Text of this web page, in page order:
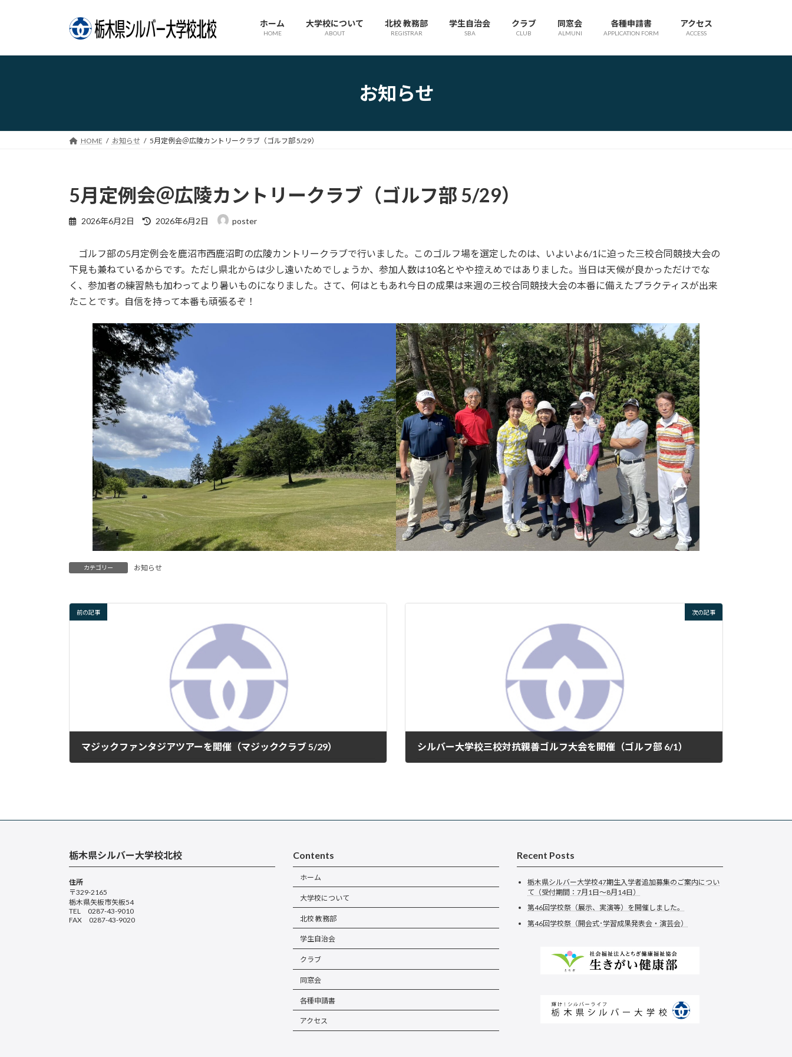
プ
動
ホーム
HOME
大学校について
ABOUT
北校 教務部
REGISTRAR
学生自治会
SBA
クラブ
CLUB
同窓会
ALMUNI
各種申請書
APPLICATION FORM
アクセス
ACCESS
お知らせ
HOME お知らせ 5月定例会＠広陵カントリークラブ（ゴルフ部 5/29）
5月定例会＠広陵カントリークラブ（ゴルフ部 5/29）
2026年6月2日
最
新
日
:
2026年6月2日 poster
ゴルフ部の5月定例会を鹿沼市西鹿沼町の広陵カントリークラブで行いました。このゴルフ場を選定したのは、いよいよ6/1に迫った三校合同競技大会の
下見も兼ねているからです。ただし県北からは少し遠いためでしょうか、参加人数は10名とやや控えめではありました。当日は天候が良かっただけでな
く、参加者の練習熱も加わってより暑いものになりました。さて、何はともあれ今日の成果は来週の三校合同競技大会の本番に備えたプラクティスが出来
たことです。自信を持って本番も頑張るぞ！
カテゴリー お知らせ
前の記事
マジックファンタジアツアーを開催（マジッククラブ 5/29）
次の記事
シルバー大学校三校対抗親善ゴルフ大会を開催（ゴルフ部 6/1）
栃木県シルバー大学校北校
住所
〒329-2165
栃木県矢板市矢板54
TEL 0287-43-9010
FAX 0287-43-9020
Contents
ホーム
大学校について
北校 教務部
学生自治会
クラブ
同窓会
各種申請書
アクセス
Recent Posts
栃木県シルバー大学校47期生入学者追加募集のご案内につい
て（受付期間：7月1日～8月14日）
第46回学校祭（展示、実演等）を開催しました。
第46回学校祭（開会式･学習成果発表会・演芸会）